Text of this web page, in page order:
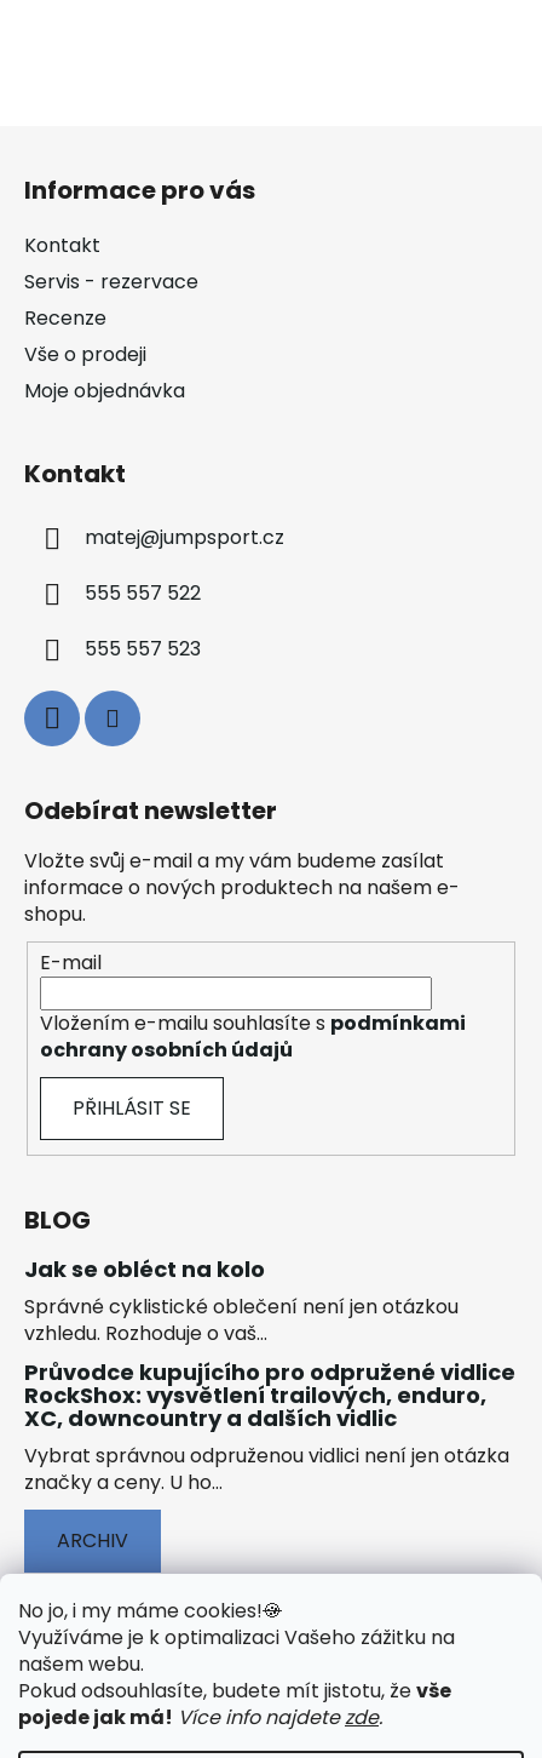
No jo, i my máme cookies!🍪
Využíváme je k optimalizaci Vašeho zážitku na
našem webu.
Pokud odsouhlasíte, budete mít jistotu, ževše
pojede jak má! Více info najdetezde.
Informace pro vás
Kontakt
Servis - rezervace
Recenze
Vše o prodeji
Moje objednávka
Kontakt
matej@jumpsport.cz
555 557 522
555 557 523
Odebírat newsletter
Vložte svůj e-mail a my vám budeme zasílat
informace o nových produktech na našem e-
shopu.
E-mail
Vložením e-mailu souhlasíte s podmínkami
ochrany osobních údajů
PŘIHLÁSIT SE
BLOG
Jak se obléct na kolo
Správné cyklistické oblečení není jen otázkou
vzhledu. Rozhoduje o vaš...
Průvodce kupujícího pro odpružené vidlice
RockShox: vysvětlení trailových, enduro,
XC, downcountry a dalších vidlic
Vybrat správnou odpruženou vidlici není jen otázka
značky a ceny. U ho...
ARCHIV
🟢 TECHNOLOGIE
🟢 O ELEKTROKOLECH
🟢 NÁVODY KE STAŽENÍ